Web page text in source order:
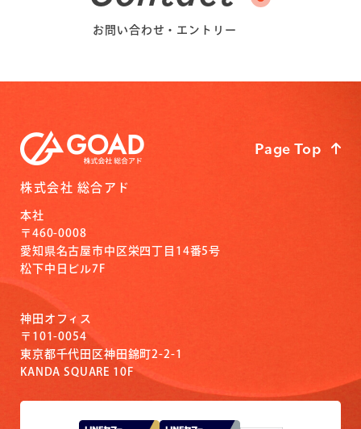
お問い合わせ・エントリー
株式会社 総合アド
本社
〒460-0008
愛知県名古屋市中区栄四丁目14番5号
松下中日ビル7F
神田オフィス
〒101-0054
東京都千代田区神田錦町2-2-1
KANDA SQUARE 10F
Page Top